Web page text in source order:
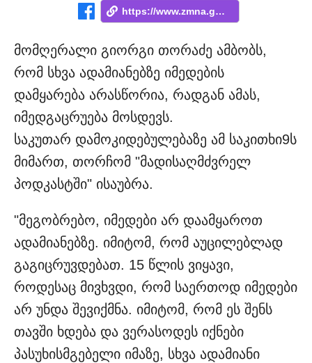
https://www.zmna.ge/news/15-tslis-viyavi...
მომღერალი გიორგი თორაძე ამბობს,
რომ სხვა ადამიანებზე იმედების
დამყარება არასწორია, რადგან ამას,
იმედგაცრუება მოსდევს.
საკუთარ დამოკიდებულებაზე ამ საკითხი9ს
მიმართ, თორჩომ "მადისაღმძვრელ
პოდკასტში" ისაუბრა.
"მეგობრებო, იმედები არ დაამყაროთ
ადამიანებზე. იმიტომ, რომ აუცილებლად
გაგიცრუვდებათ. 15 წლის ვიყავი,
როდესაც მივხვდი, რომ საერთოდ იმედები
არ უნდა შევიქმნა. იმიტომ, რომ ეს შენს
თავში ხდება და ვერასოდეს იქნები
პასუხისმგებელი იმაზე, სხვა ადამიანი